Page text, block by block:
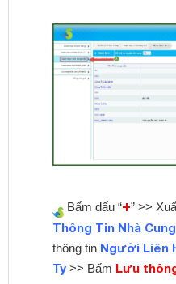
Bấm dấu “+” >>
Thông Tin Nhà
thông tin Người Liên
Ty >> Bấm Lưu